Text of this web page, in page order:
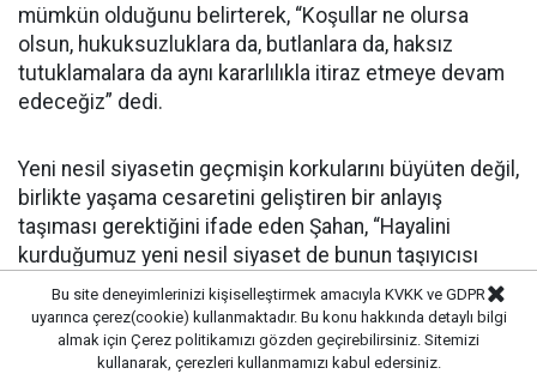
mümkün olduğunu belirterek, “Koşullar ne olursa
olsun, hukuksuzluklara da, butlanlara da, haksız
tutuklamalara da aynı kararlılıkla itiraz etmeye devam
edeceğiz” dedi.
Yeni nesil siyasetin geçmişin korkularını büyüten değil,
birlikte yaşama cesaretini geliştiren bir anlayış
taşıması gerektiğini ifade eden Şahan, “Hayalini
kurduğumuz yeni nesil siyaset de bunun taşıyıcısı
olmalı. Eksiğiyle fazlasıyla bu bir başlangıç. Ortak
Gelecek için, ben başlamaktan yanayım”
değerlendirmesinde bulundu.
Bu site deneyimlerinizi kişiselleştirmek amacıyla KVKK ve GDPR
uyarınca çerez(cookie) kullanmaktadır. Bu konu hakkında detaylı bilgi
almak için Çerez politikamızı gözden geçirebilirsiniz. Sitemizi
kullanarak, çerezleri kullanmamızı kabul edersiniz.